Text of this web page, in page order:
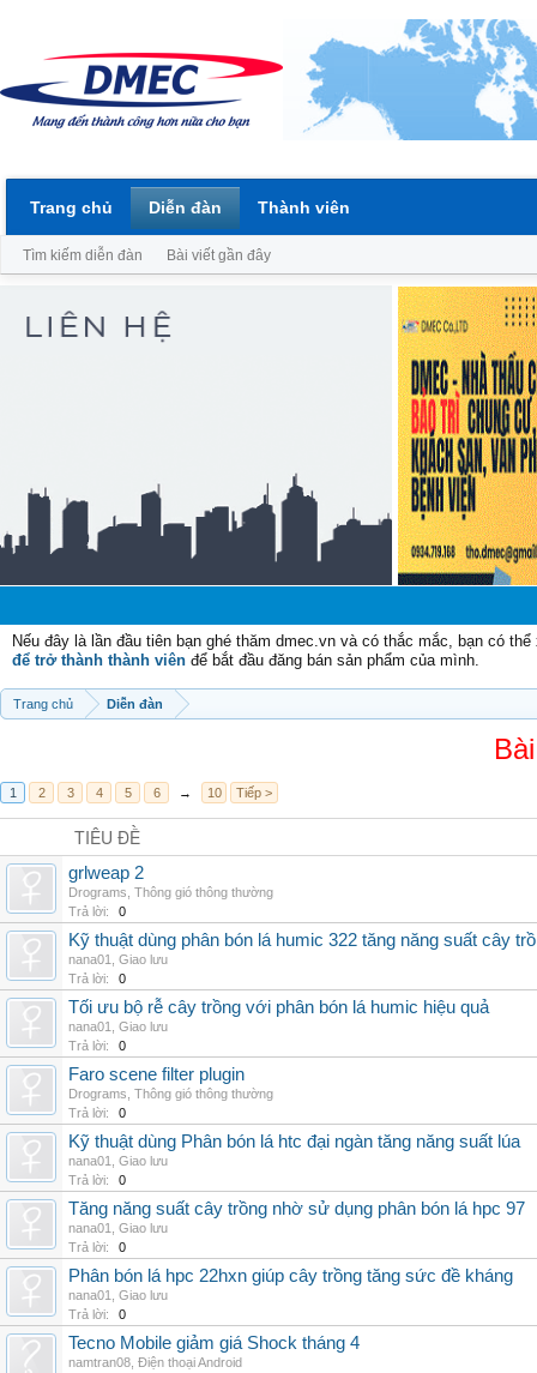
Nếu đây là lần đầu tiên bạn ghé thăm dmec.vn và có thắc mắc, bạn có
để trở thành thành viên để bắt đầu đăng bán sản phẩm của mình.
Trang chủ Diễn đàn
1 2 3 4 5 6 → 10 Tiếp >
TIÊU ĐỀ
grlweap 2
Drograms Thông gió thông thường
Trả lời:
0
Kỹ thuật dùng phân bón lá humic 322 tăng năng suất cây
nana01
Giao lưu
Trả lời:
0
Tối ưu bộ rễ cây trồng với phân bón lá humic hiệu quả
nana01
Giao lưu
Trả lời:
0
Faro scene filter plugin
Drograms Thông gió thông thường
Trả lời:
0
Kỹ thuật dùng Phân bón lá htc đại ngàn tăng năng suất lúa
nana01
Giao lưu
Trả lời:
0
Tăng năng suất cây trồng nhờ sử dụng phân bón lá hpc 97
nana01
Giao lưu
Trả lời:
0
Phân bón lá hpc 22hxn giúp cây trồng tăng sức đề kháng
nana01
Giao lưu
Trả lời:
0
Tecno Mobile giảm giá Shock tháng 4
namtran08 Điện thoại Android
Trang chủ Diễn đàn
Tìm kiếm diễn đàn Bài viết gần đây
Thành viên